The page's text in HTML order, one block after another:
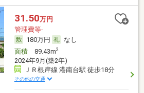
31.50万円
管理費等-
180万円
なし
面積89.43m2
2024年9月(築2年)
ＪＲ根岸線 港南台駅 徒歩18分
その他の交通